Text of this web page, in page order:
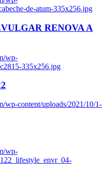
de-atum-335x256.jpg
RENOVA A
wp-
335x256.jpg
wp-content/uploads/2021/10/1-
wp-